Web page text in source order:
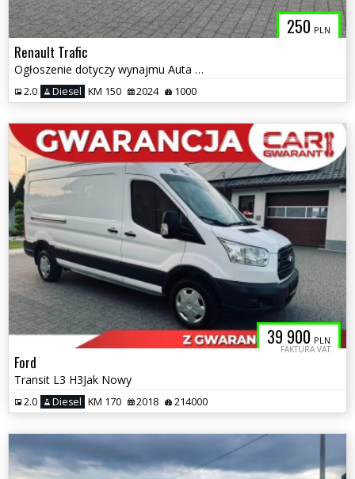
250 PLN
Renault Trafic
Ogłoszenie dotyczy wynajmu Auta 9-osobowego Autolawety Lawety
2.0 Diesel KM 150 2024 1000
39 900 PLN
FAKTURA VAT
Ford
Transit L3 H3Jak Nowy
2.0 Diesel KM 170 2018 214000